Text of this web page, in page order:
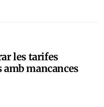
les tarifes
amb mancances